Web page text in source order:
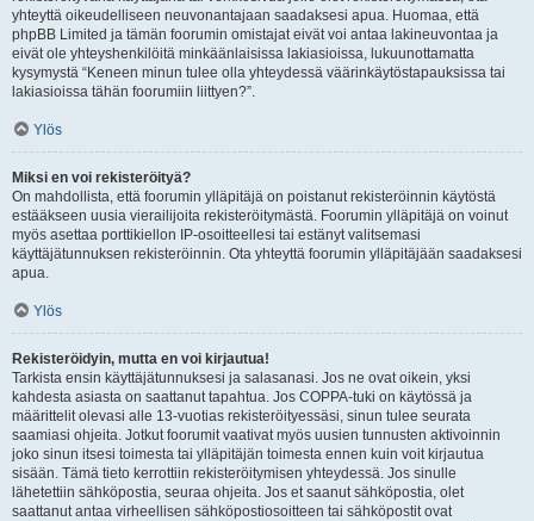
yhteyttä oikeudelliseen neuvonantajaan saadaksesi apua. Huomaa, että
phpBB Limited ja tämän foorumin omistajat eivät voi antaa lakineuvontaa ja
eivät ole yhteyshenkilöitä minkäänlaisissa lakiasioissa, lukuunottamatta
kysymystä “Keneen minun tulee olla yhteydessä väärinkäytöstapauksissa tai
lakiasioissa tähän foorumiin liittyen?”.
Ylös
Miksi en voi rekisteröityä?
On mahdollista, että foorumin ylläpitäjä on poistanut rekisteröinnin käytöstä
estääkseen uusia vierailijoita rekisteröitymästä. Foorumin ylläpitäjä on voinut
myös asettaa porttikiellon IP-osoitteellesi tai estänyt valitsemasi
käyttäjätunnuksen rekisteröinnin. Ota yhteyttä foorumin ylläpitäjään saadaksesi
apua.
Ylös
Rekisteröidyin, mutta en voi kirjautua!
Tarkista ensin käyttäjätunnuksesi ja salasanasi. Jos ne ovat oikein, yksi
kahdesta asiasta on saattanut tapahtua. Jos COPPA-tuki on käytössä ja
määrittelit olevasi alle 13-vuotias rekisteröityessäsi, sinun tulee seurata
saamiasi ohjeita. Jotkut foorumit vaativat myös uusien tunnusten aktivoinnin
joko sinun itsesi toimesta tai ylläpitäjän toimesta ennen kuin voit kirjautua
sisään. Tämä tieto kerrottiin rekisteröitymisen yhteydessä. Jos sinulle
lähetettiin sähköpostia, seuraa ohjeita. Jos et saanut sähköpostia, olet
saattanut antaa virheellisen sähköpostiosoitteen tai sähköpostit ovat